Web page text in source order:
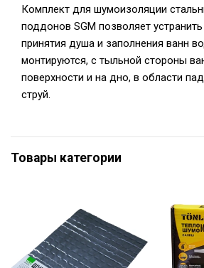
Комплект для шумоизоляции
поддонов SGM позволяет
принятия душа и заполнения ванн
монтируются, с тыльной стороны
поверхности и на дно, в области
струй.
Товары категории